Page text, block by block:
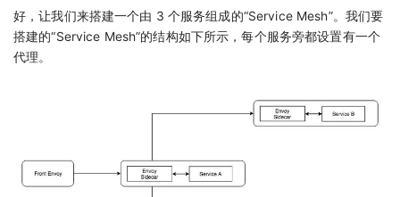
好，让我们来搭建一个由 3 个服务组成的“Service Mesh”。我们要
搭建的“Service Mesh”的结构如下所示，每个服务旁都设置有一个
代理。